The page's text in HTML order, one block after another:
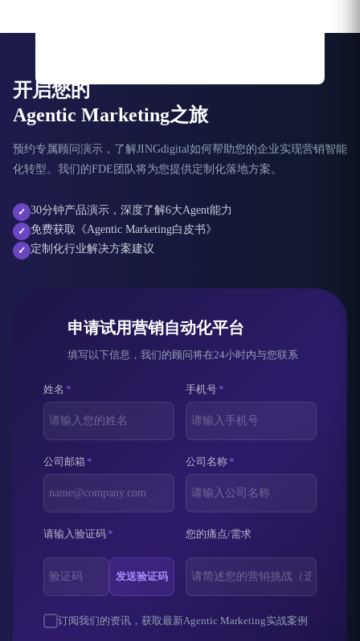
开启您的
Agentic Marketing之旅
预约专属顾问演示，了解JINGdigital如何帮助您的企业实现营销智能
化转型。我们的FDE团队将为您提供定制化落地方案。
✓ 30分钟产品演示，深度了解6大Agent能力
✓ 免费获取《Agentic Marketing白皮书》
✓ 定制化行业解决方案建议
申请试用营销自动化平台
填写以下信息，我们的顾问将在24小时内与您联系
姓名 * 手机号*
公司邮箱* 公司名称*
请输入验证码*
发送验证码
您的痛点/需求
订阅我们的资讯，获取最新Agentic Marketing实战案例